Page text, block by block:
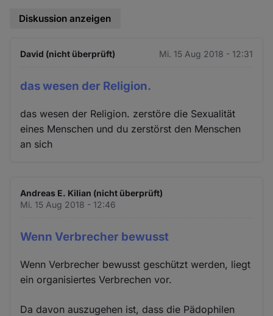
Diskussion anzeigen
David (nicht überprüft) Mi. 15 Aug 2018 - 12:31
das wesen der Religion.
das wesen der Religion. zerstöre die Sexualität
eines Menschen und du zerstörst den Menschen
an sich
Andreas E. Kilian (nicht überprüft)
Mi. 15 Aug 2018 - 12:46
Wenn Verbrecher bewusst
Wenn Verbrecher bewusst geschützt werden, liegt
ein organisiertes Verbrechen vor.
Da davon auszugehen ist, dass die Pädophilen